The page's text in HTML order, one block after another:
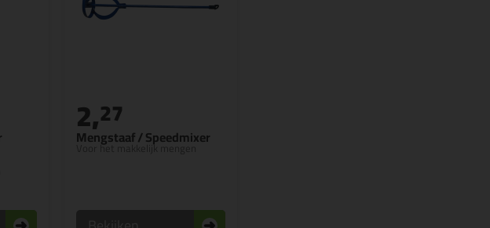
Mengstaaf / Speedmixer
Voor het makkelijk mengen
2,27